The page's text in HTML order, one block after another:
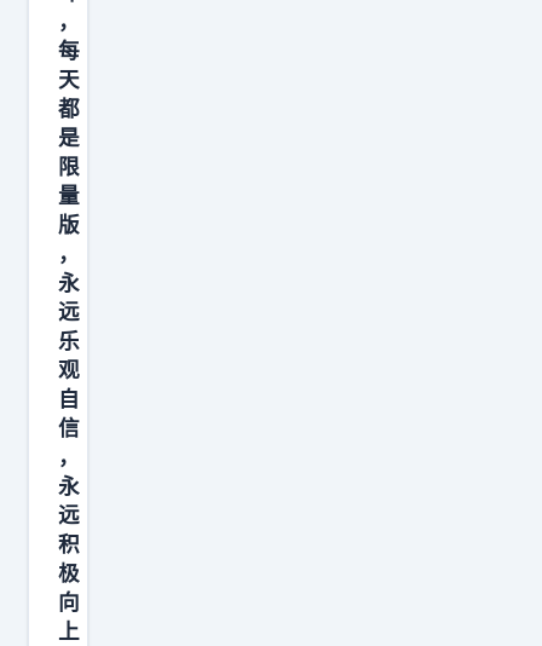
禁
断
魔
术
里
，
说
自
己
只
会
以
刑
警
的
身
份
而
不
了
东
西
的
狼
c
r
麻
尾
，
每
天
都
是
限
量
版
，
永
远
乐
观
自
信
，
永
远
积
极
向
上